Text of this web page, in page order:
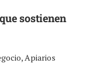
sostienen
Apiarios